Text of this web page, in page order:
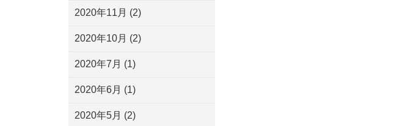
2020年11月 (2)
2020年10月 (2)
2020年7月 (1)
2020年6月 (1)
2020年5月 (2)